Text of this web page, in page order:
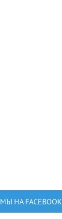
МЫ НА FACEBOOK